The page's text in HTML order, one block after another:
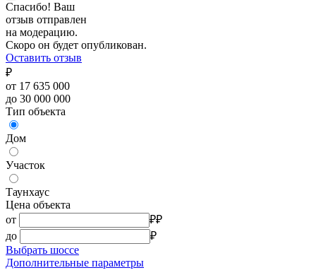
Спасибо! Ваш
отзыв отправлен
на модерацию.
Скоро он будет опубликован.
Оставить отзыв
₽
от 17 635 000
до 30 000 000
Тип объекта
Дом
Участок
Таунхаус
Цена объекта
от
₽₽
до
₽
Выбрать шоссе
Дополнительные параметры